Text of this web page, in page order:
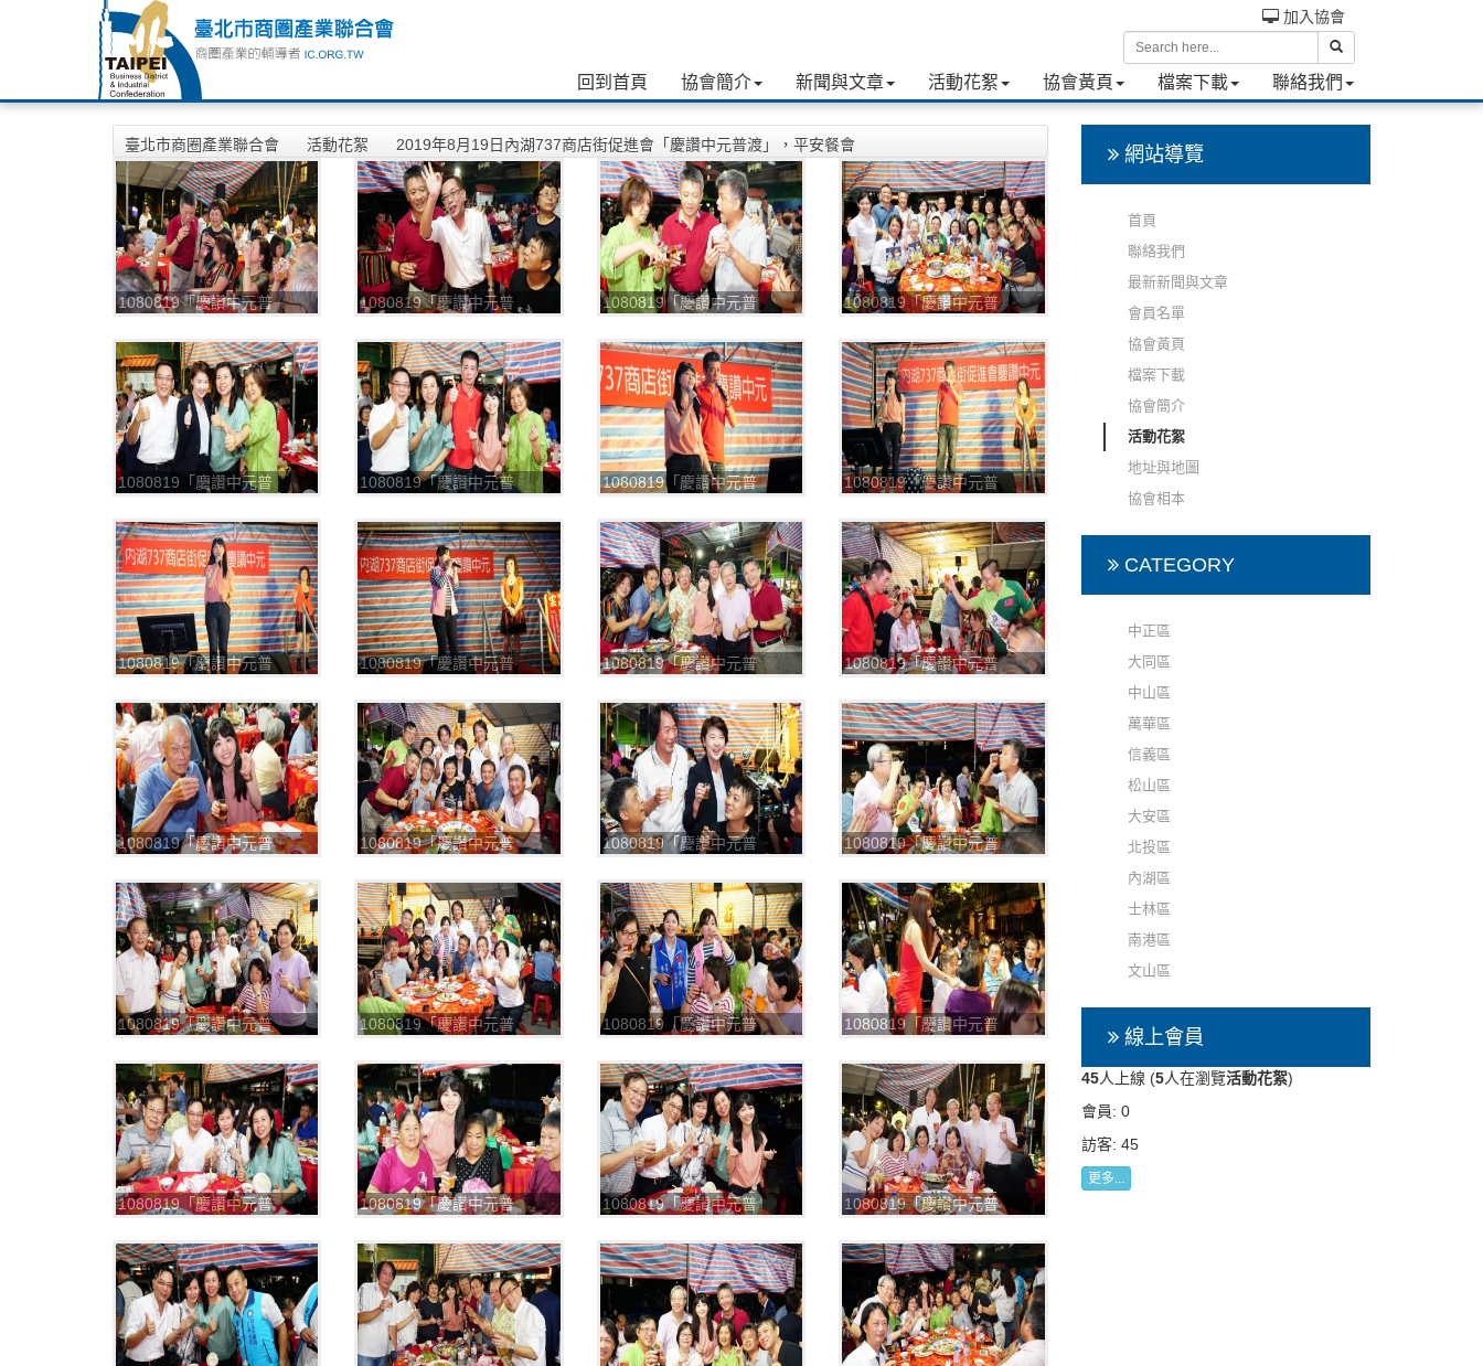
回到首頁 協會簡介 新聞與文章 活動花絮 協會黃頁 檔案下載 聯絡我們
加入協會
臺北市商圈產業聯合會 活動花絮 2019年8月19日內湖737商店街促進會「慶讚中元普渡」，平安餐會
1080819「慶讚中元普
_190820_0001
1080819「慶讚中元普
_190820_0002
1080819「慶讚中元普
_190820_0003
1080819「慶讚中元普
_190820_0004
1080819「慶讚中元普
_190820_0005
1080819「慶讚中元普
_190820_0006
1080819「慶讚中元普
_190820_0007
1080819「慶讚中元普
_190820_0008
1080819「慶讚中元普
_190820_0009
1080819「慶讚中元普
_190820_0010
1080819「慶讚中元普
_190820_0011
1080819「慶讚中元普
_190820_0012
1080819「慶讚中元普
_190820_0013
1080819「慶讚中元普
_190820_0014
1080819「慶讚中元普
_190820_0015
1080819「慶讚中元普
_190820_0016
1080819「慶讚中元普
_190820_0017
1080819「慶讚中元普
_190820_0018
1080819「慶讚中元普
_190820_0019
1080819「慶讚中元普
_190820_0020
1080819「慶讚中元普
_190820_0021
1080819「慶讚中元普
_190820_0022
1080819「慶讚中元普
_190820_0023
1080819「慶讚中元普
_190820_0024
網站導覽
首頁
聯絡我們
最新新聞與文章
會員名單
協會黃頁
檔案下載
協會簡介
活動花絮
地址與地圖
協會相本
CATEGORY
中正區
大同區
中山區
萬華區
信義區
松山區
大安區
北投區
內湖區
士林區
南港區
文山區
線上會員
45人上線 (5人在瀏覽活動花絮)
會員: 0
訪客: 45
更多...